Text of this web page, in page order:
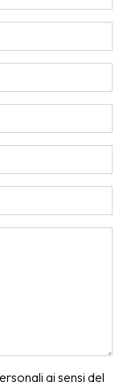
ai sensi del